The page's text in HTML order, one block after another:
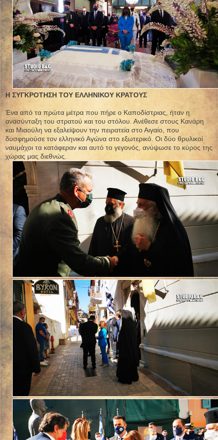
Η ΣΥΓΚΡΟΤΗΣΗ ΤΟΥ ΕΛΛΗΝΙΚΟΥ ΚΡΑΤΟΥΣ
Ένα από τα πρώτα μέτρα που πήρε ο Καποδίστριας, ήταν η
ανασύνταξη του στρατού και του στόλου. Ανέθεσε στους Κανάρη
και Μιαούλη να εξαλείψουν την πειρατεία στο Αιγαίο, που
δυσφημούσε τον ελληνικό Αγώνα στο εξωτερικό. Οι δύο θρυλικοί
ναυμάχοι τα κατάφεραν και αυτό το γεγονός, ανύψωσε το κύρος της
χώρας μας διεθνώς.